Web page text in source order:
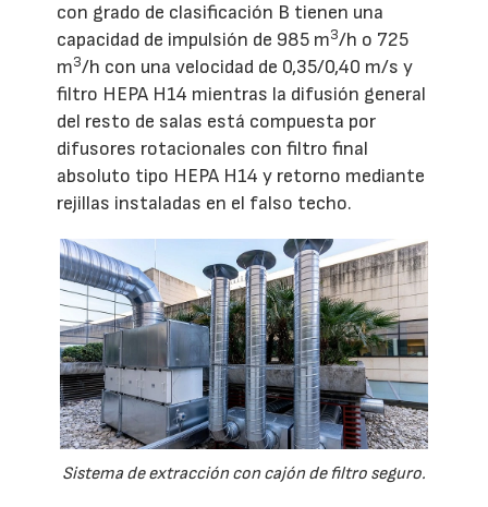
con grado de clasificación B tienen una
capacidad de impulsión de 985 m3/h o 725
m3/h con una velocidad de 0,35/0,40 m/s y
filtro HEPA H14 mientras la difusión general
del resto de salas está compuesta por
difusores rotacionales con filtro final
absoluto tipo HEPA H14 y retorno mediante
rejillas instaladas en el falso techo.
Sistema de extracción con cajón de filtro seguro.